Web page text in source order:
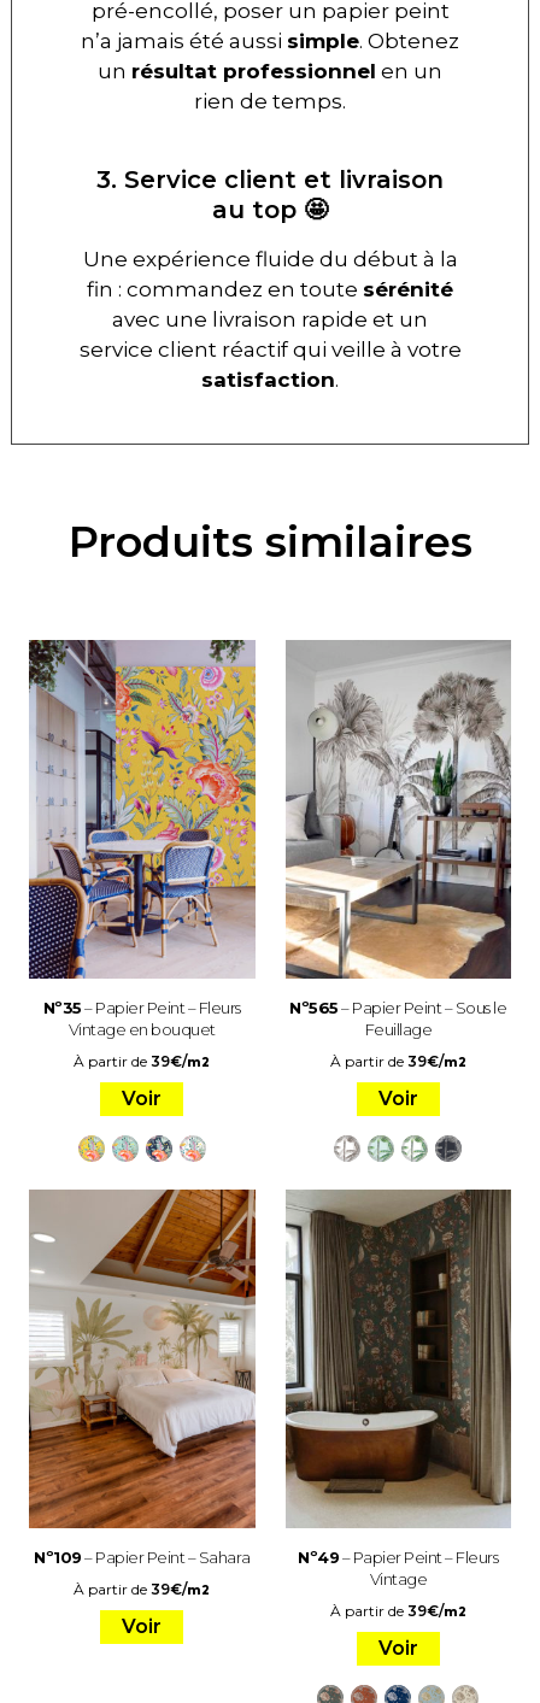
pré-encollé, poser un papier peint
n’a jamais été aussi simple. Obtenez
un résultat professionnel en un
rien de temps.
3. Service client et livraison
au top 🤩
Une expérience fluide du début à la
fin : commandez en toute sérénité
avec une livraison rapide et un
service client réactif qui veille à votre
satisfaction.
Produits similaires
Nº35– Papier Peint – Fleurs
Vintage en bouquet
À partir de39€/m2
Voir
Nº565– Papier Peint – Sous le
Feuillage
À partir de 39€/m2
Voir
Nº109– Papier Peint – Sahara
À partir de39€/m2
Voir
Nº49– Papier Peint – Fleurs
Vintage
À partir de 39€/m2
Voir